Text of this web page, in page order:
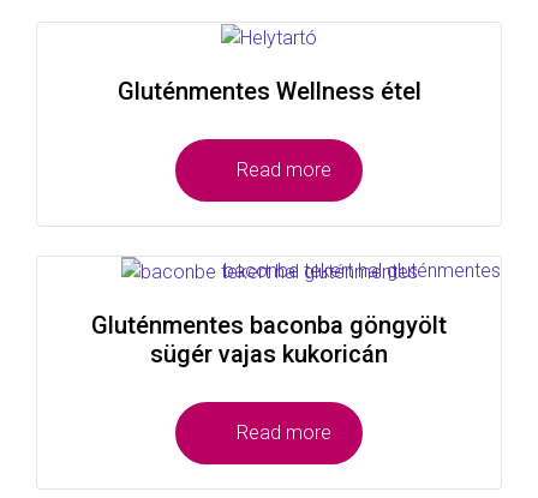
Gluténmentes Wellness étel
Read more
Gluténmentes baconba göngyölt
sügér vajas kukoricán
Read more